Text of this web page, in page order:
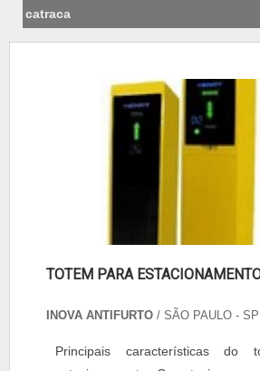
catraca
TOTEM PARA
INOVA ANTIFURTO / SÃO PAULO - SP
Principais características do